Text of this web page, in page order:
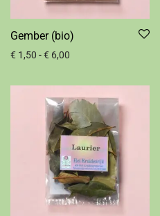
Gember (bio)
€ 1,50 -€ 6,00